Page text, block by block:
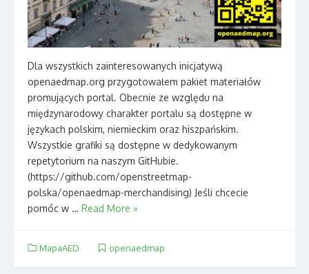
Dla wszystkich zainteresowanych inicjatywą
openaedmap.org przygotowałem pakiet materiałów
promujących portal. Obecnie ze względu na
międzynarodowy charakter portalu są dostępne w
językach polskim, niemieckim oraz hiszpańskim.
Wszystkie grafiki są dostępne w dedykowanym
repetytorium na naszym GitHubie.
(https://github.com/openstreetmap-
polska/openaedmap-merchandising) Jeśli chcecie
pomóc w … Read More »
MapaAED openaedmap